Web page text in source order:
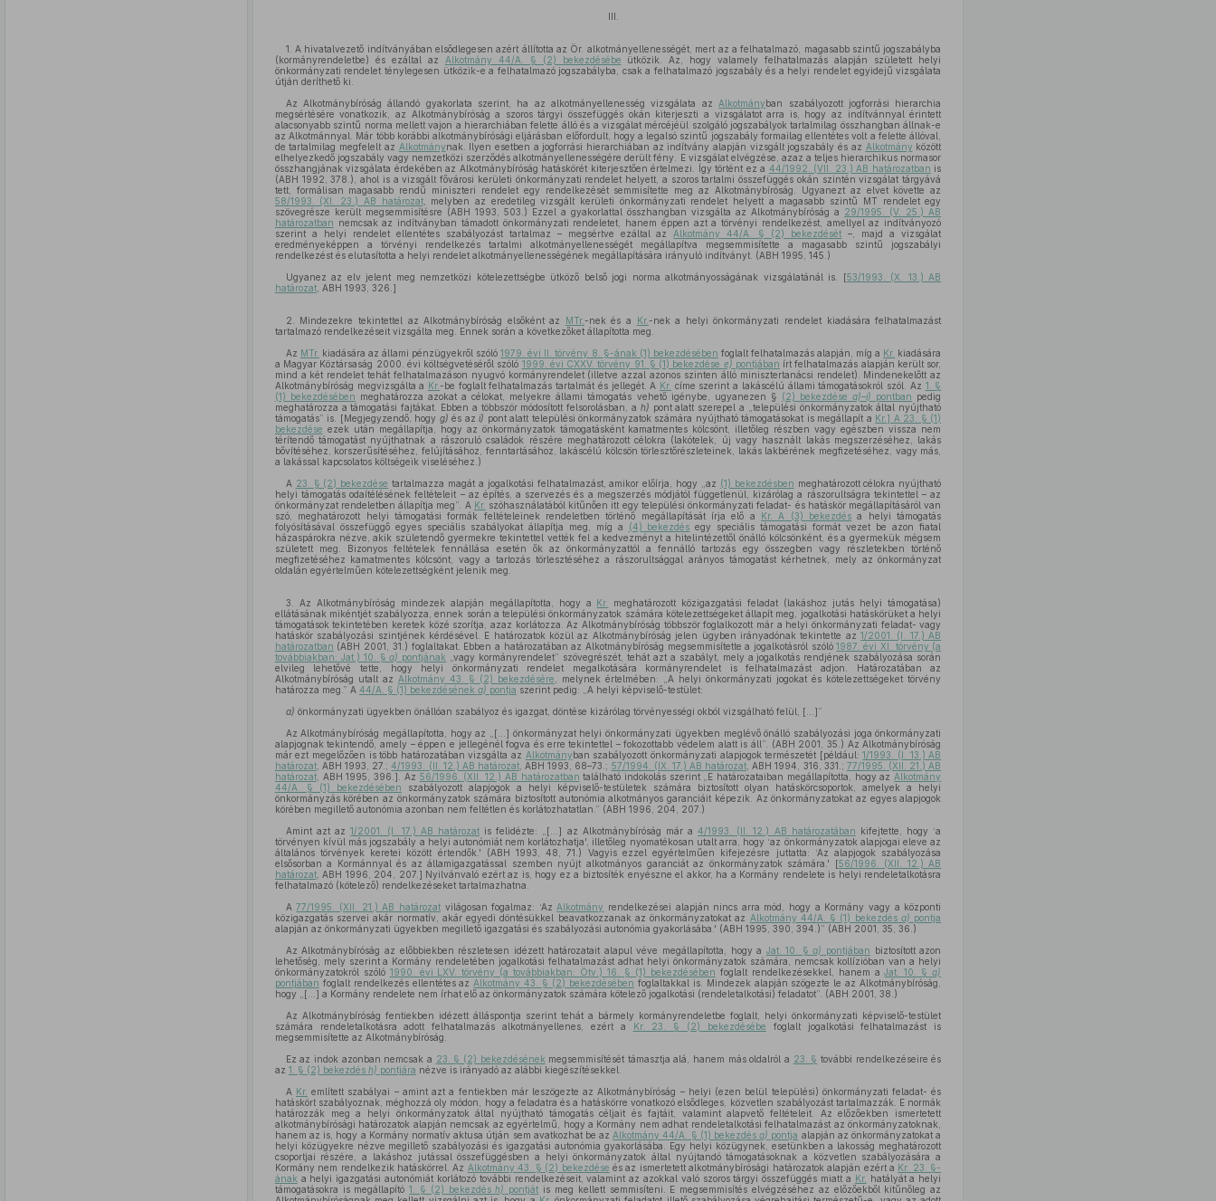
III.
1. A hivatalvezető indítványában elsődlegesen azért állította az Ör. alkotmányellenességét, mert az a felhatalmazó, magasabb szintű jogszabályba
(kormányrendeletbe) és ezáltal az
Alkotmány 44/A. § (2) bekezdésébe ütközik. Az, hogy valamely felhatalmazás alapján született helyi
önkormányzati rendelet ténylegesen ütközik-e a felhatalmazó jogszabályba, csak a felhatalmazó jogszabály és a helyi rendelet egyidejű vizsgálata
útján deríthető ki.
Az Alkotmánybíróság állandó gyakorlata szerint, ha az alkotmányellenesség vizsgálata az Alkotmányban szabályozott jogforrási hierarchia
megsértésére vonatkozik, az Alkotmánybíróság a szoros tárgyi összefüggés okán kiterjeszti a vizsgálatot arra is, hogy az indítvánnyal érintett
alacsonyabb szintű norma mellett vajon a hierarchiában felette álló és a vizsgálat mércéjéül szolgáló jogszabályok tartalmilag összhangban állnak-e
az Alkotmánnyal. Már több korábbi alkotmánybírósági eljárásban előfordult, hogy a legalsó szintű jogszabály formailag ellentétes volt a felette állóval,
de tartalmilag megfelelt az Alkotmánynak. Ilyen esetben a jogforrási hierarchiában az indítvány alapján vizsgált jogszabály és az Alkotmány között
elhelyezkedő jogszabály vagy nemzetközi szerződés alkotmányellenességére derült fény. E vizsgálat elvégzése, azaz a teljes hierarchikus normasor
összhangjának vizsgálata érdekében az Alkotmánybíróság hatáskörét kiterjesztően értelmezi. Így történt ez a 44/1992. (VII. 23.) AB határozatban is
(ABH 1992, 378.), ahol is a vizsgált fővárosi kerületi önkormányzati rendelet helyett, a szoros tartalmi összefüggés okán szintén vizsgálat tárgyává
tett, formálisan magasabb rendű miniszteri rendelet egy rendelkezését semmisítette meg az Alkotmánybíróság. Ugyanezt az elvet követte az
58/1993. (XI. 23.) AB határozat, melyben az eredetileg vizsgált kerületi önkormányzati rendelet helyett a magasabb szintű MT rendelet egy
szövegrésze került megsemmisítésre (ABH 1993, 503.) Ezzel a gyakorlattal összhangban vizsgálta az Alkotmánybíróság a 29/1995. (V. 25.) AB
határozatban nemcsak az indítványban támadott önkormányzati rendeletet, hanem éppen azt a törvényi rendelkezést, amellyel az indítványozó
szerint a helyi rendelet ellentétes szabályozást tartalmaz – megsértve ezáltal az Alkotmány 44/A. § (2) bekezdését –, majd a vizsgálat
eredményeképpen a törvényi rendelkezés tartalmi alkotmányellenességét megállapítva megsemmisítette a magasabb szintű jogszabályi
rendelkezést és elutasította a helyi rendelet alkotmányellenességének megállapítására irányuló indítványt. (ABH 1995, 145.)
Ugyanez az elv jelent meg nemzetközi kötelezettségbe ütköző belső jogi norma alkotmányosságának vizsgálatánál is. [53/1993. (X. 13.) AB
határozat, ABH 1993, 326.]
2. Mindezekre tekintettel az Alkotmánybíróság elsőként az MTr.-nek és a Kr.-nek a helyi önkormányzati rendelet kiadására felhatalmazást
tartalmazó rendelkezéseit vizsgálta meg. Ennek során a következőket állapította meg.
Az MTr. kiadására az állami pénzügyekről szóló1979. évi II. törvény 8. §-ának (1) bekezdésében foglalt felhatalmazás alapján, míg a Kr. kiadására
a Magyar Köztársaság 2000. évi költségvetéséről szóló 1999. évi CXXV. törvény 91. § (1) bekezdése e) pontjában írt felhatalmazás alapján került sor,
mind a két rendelet tehát felhatalmazáson nyugvó kormányrendelet (illetve azzal azonos szinten álló minisztertanácsi rendelet). Mindenekelőtt az
Alkotmánybíróság megvizsgálta a Kr.-be foglalt felhatalmazás tartalmát és jellegét. A Kr. címe szerint a lakáscélú állami támogatásokról szól. Az 1. §
(1) bekezdésében meghatározza azokat a célokat, melyekre állami támogatás vehető igénybe, ugyanezen § (2) bekezdésea)–i) pontban pedig
meghatározza a támogatási fajtákat. Ebben a többször módosított felsorolásban, a h) pont alatt szerepel a „települési önkormányzatok által nyújtható
támogatás” is. [Megjegyzendő, hogy g) és azi) pont alatt települési önkormányzatok számára nyújtható támogatásokat is megállapít a Kr.] A 23. § (1)
bekezdése ezek után megállapítja, hogy az önkormányzatok támogatásként kamatmentes kölcsönt, illetőleg részben vagy egészben vissza nem
térítendő támogatást nyújthatnak a rászoruló családok részére meghatározott célokra (lakótelek, új vagy használt lakás megszerzéséhez, lakás
bővítéséhez, korszerűsítéséhez, felújításához, fenntartásához, lakáscélú kölcsön törlesztőrészleteinek, lakás lakbérének megfizetéséhez, vagy más,
a lakással kapcsolatos költségeik viseléséhez.)
A 23. § (2) bekezdése tartalmazza magát a jogalkotási felhatalmazást, amikor előírja, hogy „az (1) bekezdésben meghatározott célokra nyújtható
helyi támogatás odaítélésének feltételeit – az építés, a szervezés és a megszerzés módjától függetlenül, kizárólag a rászorultságra tekintettel – az
önkormányzat rendeletben állapítja meg”. A Kr. szóhasználatából kitűnően itt egy települési önkormányzati feladat- és hatáskör megállapításáról van
szó, meghatározott helyi támogatási formák feltételeinek rendeletben történő megállapítását írja elő a Kr. A (3) bekezdés a helyi támogatás
folyósításával összefüggő egyes speciális szabályokat állapítja meg, míg a
(4) bekezdés egy speciális támogatási formát vezet be azon fiatal
házaspárokra nézve, akik születendő gyermekre tekintettel vették fel a kedvezményt a hitelintézettől önálló kölcsönként, és a gyermekük mégsem
született meg. Bizonyos feltételek fennállása esetén ők az önkormányzattól a fennálló tartozás egy összegben vagy részletekben történő
megfizetéséhez kamatmentes kölcsönt, vagy a tartozás törlesztéséhez a rászorultsággal arányos támogatást kérhetnek, mely az önkormányzat
oldalán egyértelműen kötelezettségként jelenik meg.
3. Az Alkotmánybíróság mindezek alapján megállapította, hogy a Kr.
meghatározott közigazgatási feladat (lakáshoz jutás helyi támogatása)
ellátásának mikéntjét szabályozza, ennek során a települési önkormányzatok számára kötelezettségeket állapít meg, jogalkotási hatáskörüket a helyi
támogatások tekintetében keretek közé szorítja, azaz korlátozza. Az Alkotmánybíróság többször foglalkozott már a helyi önkormányzati feladat- vagy
hatáskör szabályozási szintjének kérdésével. E határozatok közül az Alkotmánybíróság jelen ügyben irányadónak tekintette az1/2001. (I. 17.) AB
határozatban (ABH 2001, 31.) foglaltakat. Ebben a határozatában az Alkotmánybíróság megsemmisítette a jogalkotásról szóló1987. évi XI. törvény (a
továbbiakban: Jat.) 10. §a) pontjának
„vagy kormányrendelet” szövegrészét, tehát azt a szabályt, mely a jogalkotás rendjének szabályozása során
elvileg lehetővé tette, hogy helyi önkormányzati rendelet megalkotására kormányrendelet is felhatalmazást adjon. Határozatában az
Alkotmánybíróság utalt az Alkotmány 43. § (2) bekezdésére , melynek értelmében: „A helyi önkormányzati jogokat és kötelezettségeket törvény
határozza meg.” A 44/A. § (1) bekezdésének a) pontja szerint pedig: „A helyi képviselő-testület:
a) önkormányzati ügyekben önállóan szabályoz és igazgat, döntése kizárólag törvényességi okból vizsgálható felül, [...]”
Az Alkotmánybíróság megállapította, hogy az „[...] önkormányzat helyi önkormányzati ügyekben meglévő önálló szabályozási joga önkormányzati
alapjognak tekintendő, amely – éppen e jellegénél fogva és erre tekintettel – fokozottabb védelem alatt is áll”. (ABH 2001, 35.) Az Alkotmánybíróság
már ezt megelőzően is több határozatában vizsgálta az Alkotmányban szabályozott önkormányzati alapjogok természetét [például:1/1993. (I. 13.) AB
határozat, ABH 1993, 27.;4/1993. (II. 12.) AB határozat, ABH 1993, 68–73.; 57/1994. (IX. 17.) AB határozat , ABH 1994, 316, 331.; 77/1995. (XII. 21.) AB
határozat, ABH 1995, 396.]. Az 56/1996. (XII. 12.) AB határozatban található indokolás szerint „E határozataiban megállapította, hogy az Alkotmány
44/A. § (1) bekezdésében szabályozott alapjogok a helyi képviselő-testületek számára biztosított olyan hatáskörcsoportok, amelyek a helyi
önkormányzás körében az önkormányzatok számára biztosított autonómia alkotmányos garanciáit képezik. Az önkormányzatokat az egyes alapjogok
körében megillető autonómia azonban nem feltétlen és korlátozhatatlan.” (ABH 1996, 204, 207.)
Amint azt az1/2001. (I. 17.) AB határozatis felidézte: „[...] az Alkotmánybíróság már a4/1993. (II. 12.) AB határozatában kifejtette, hogy ‘a
törvényen kívül más jogszabály a helyi autonómiát nem korlátozhatja', illetőleg nyomatékosan utalt arra, hogy ‘az önkormányzatok alapjogai eleve az
általános törvények keretei között értendők.' (ABH 1993, 48, 71.) Vagyis ezzel egyértelműen kifejezésre juttatta: ‘Az alapjogok szabályozása
elsősorban a Kormánnyal és az államigazgatással szemben nyújt alkotmányos garanciát az önkormányzatok számára.' [56/1996. (XII. 12.) AB
határozat, ABH 1996, 204, 207.] Nyilvánvaló ezért az is, hogy ez a biztosíték enyészne el akkor, ha a Kormány rendelete is helyi rendeletalkotásra
felhatalmazó (kötelező) rendelkezéseket tartalmazhatna.
A77/1995. (XII. 21.) AB határozatvilágosan fogalmaz: ‘Az Alkotmány rendelkezései alapján nincs arra mód, hogy a Kormány vagy a központi
közigazgatás szervei akár normatív, akár egyedi döntésükkel beavatkozzanak az önkormányzatokat az Alkotmány 44/A. § (1) bekezdés a) pontja
alapján az önkormányzati ügyekben megillető igazgatási és szabályozási autonómia gyakorlásába.' (ABH 1995, 390, 394.)” (ABH 2001, 35, 36.)
Az Alkotmánybíróság az előbbiekben részletesen idézett határozatait alapul véve megállapította, hogy a Jat. 10. §a) pontjában biztosított azon
lehetőség, mely szerint a Kormány rendeletében jogalkotási felhatalmazást adhat helyi önkormányzatok számára, nemcsak kollízióban van a helyi
önkormányzatokról szóló 1990. évi LXV. törvény (a továbbiakban: Ötv.) 16. § (1) bekezdésében foglalt rendelkezésekkel, hanem aJat. 10. §a)
pontjában foglalt rendelkezés ellentétes az Alkotmány 43. § (2) bekezdésében foglaltakkal is. Mindezek alapján szögezte le az Alkotmánybíróság,
hogy „[...] a Kormány rendelete nem írhat elő az önkormányzatok számára kötelező jogalkotási (rendeletalkotási) feladatot”. (ABH 2001, 38.)
Az Alkotmánybíróság fentiekben idézett álláspontja szerint tehát a bármely kormányrendeletbe foglalt, helyi önkormányzati képviselő-testület
számára rendeletalkotásra adott felhatalmazás alkotmányellenes, ezért a
Kr. 23. § (2) bekezdésébe foglalt jogalkotási felhatalmazást is
megsemmisítette az Alkotmánybíróság.
Ez az indok azonban nemcsak a 23. § (2) bekezdésének megsemmisítését támasztja alá, hanem más oldalról a 23. § további rendelkezéseire és
az 1. § (2) bekezdés h) pontjára nézve is irányadó az alábbi kiegészítésekkel.
A Kr. említett szabályai – amint azt a fentiekben már leszögezte az Alkotmánybíróság – helyi (ezen belül települési) önkormányzati feladat- és
hatáskört szabályoznak, méghozzá oly módon, hogy a feladatra és a hatáskörre vonatkozó elsődleges, közvetlen szabályozást tartalmazzák. E normák
határozzák meg a helyi önkormányzatok által nyújtható támogatás céljait és fajtáit, valamint alapvető feltételeit. Az előzőekben ismertetett
alkotmánybírósági határozatok alapján nemcsak az egyértelmű, hogy a Kormány nem adhat rendeletalkotási felhatalmazást az önkormányzatoknak,
hanem az is, hogy a Kormány normatív aktusa útján sem avatkozhat be az Alkotmány 44/A. § (1) bekezdésa) pontja alapján az önkormányzatokat a
helyi közügyekre nézve megillető szabályozási és igazgatási autonómia gyakorlásába. Egy helyi közügynek, esetünkben a lakosság meghatározott
csoportjai részére, a lakáshoz jutással összefüggésben a helyi önkormányzatok által nyújtandó támogatásoknak a közvetlen szabályozására a
Kormány nem rendelkezik hatáskörrel. Az Alkotmány 43. § (2) bekezdése és az ismertetett alkotmánybírósági határozatok alapján ezért a Kr. 23. §-
ának a helyi igazgatási autonómiát korlátozó további rendelkezéseit, valamint az azokkal való szoros tárgyi összefüggés miatt a Kr. hatályát a helyi
támogatásokra is megállapító1. § (2) bekezdésh) pontját is meg kellett semmisíteni. E megsemmisítés elvégzéséhez az előzőekből kitűnőleg az